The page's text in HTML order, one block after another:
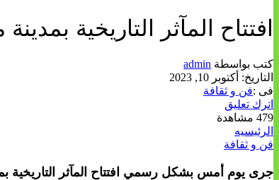
افتتاح المآثر التاريخية
كتب بواسطة admin
التاريخ: أكتوبر 10, 2023
فى :فن و ثقافة
اترك تعليق
479 مشاهدة
الرئيسيه
فن و ثقافة
جرى يوم أمس بشكل رسمي افتتاح المآثر التاريخية